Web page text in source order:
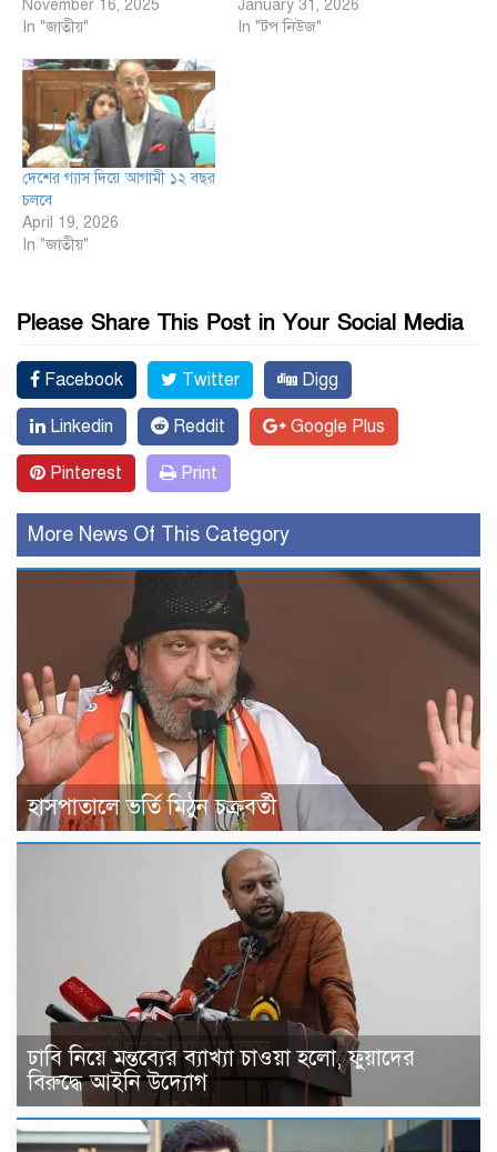
November 16, 2025
In "জাতীয়"
January 31, 2026
In "টপ নিউজ"
দেশের গ্যাস দিয়ে আগামী ১২ বছর
চলবে
April 19, 2026
In "জাতীয়"
Please Share This Post in Your Social Media
Facebook Twitter Digg
Linkedin Reddit Google Plus
Pinterest Print
More News Of This Category
হাসপাতালে ভর্তি মিঠুন চক্রবর্তী
ঢাবি নিয়ে মন্তব্যের ব্যাখ্যা চাওয়া হলো, ফুয়াদের
বিরুদ্ধে আইনি উদ্যোগ